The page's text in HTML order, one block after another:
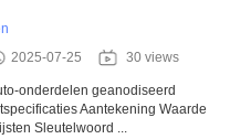
2025-07-25 30 views
onderdelen geanodiseerd
Aantekening Waarde
Sleutelwoord ...